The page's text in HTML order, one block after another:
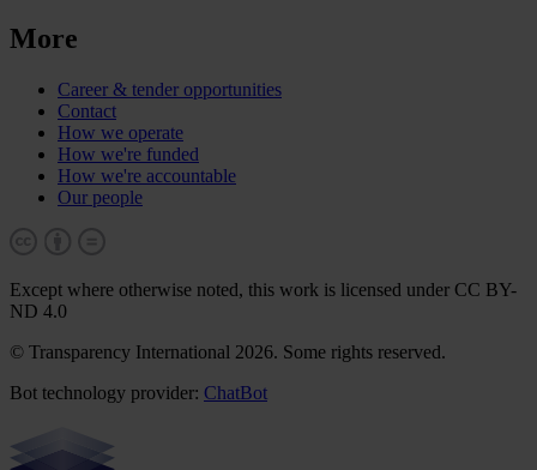
More
Career & tender opportunities
Contact
How we operate
How we're funded
How we're accountable
Our people
Except where otherwise noted, this work is licensed under CC BY-
ND 4.0
© Transparency International 2026. Some rights reserved.
Bot technology provider: ChatBot